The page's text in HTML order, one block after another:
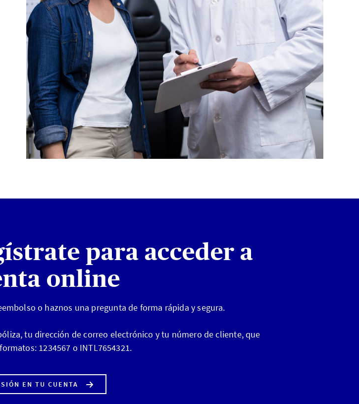
para acceder a
online
o haznos una pregunta de forma rápida y segura.
tu dirección de correo electrónico y tu número de cliente, que
1234567 o INTL7654321.
EN TU CUENTA